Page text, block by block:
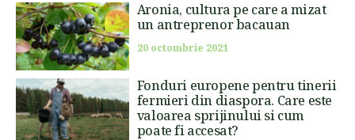
Aronia, cultura pe care a mizat
un antreprenor bacauan
20 octombrie 2021
Fonduri europene pentru tinerii
fermieri din diaspora. Care este
valoarea sprijinului si cum
poate fi accesat?